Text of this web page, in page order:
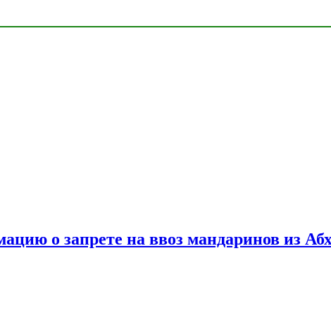
о запрете на ввоз мандаринов из